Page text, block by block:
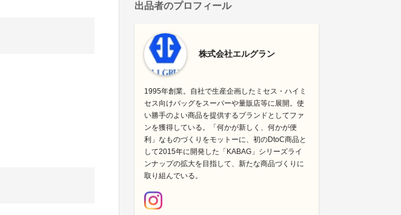
出品者のプロフィール
株式会社エルグラン
1995年創業。自社で生産企画したミセス・ハイミ
セス向けバッグをスーパーや量販店等に展開。使
い勝手のよい商品を提供するブランドとしてファ
ンを獲得している。「何かが新しく、何かが便
利」なものづくりをモットーに、初のDtoC商品と
して2015年に開発した「KABAG」シリーズライ
ンナップの拡大を目指して、新たな商品づくりに
取り組んでいる。